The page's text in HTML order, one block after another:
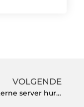
VOLGENDE
Een externe server huren?